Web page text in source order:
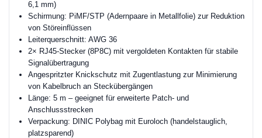
6,1 mm)
Schirmung: PiMF/STP (Adernpaare in Metallfolie) zur Reduktion
von Störeinflüssen
Leiterquerschnitt: AWG 36
2× RJ45-Stecker (8P8C) mit vergoldeten Kontakten für stabile
Signalübertragung
Angespritzter Knickschutz mit Zugentlastung zur Minimierung
von Kabelbruch an Steckübergängen
Länge: 5 m – geeignet für erweiterte Patch- und
Anschlussstrecken
Verpackung: DINIC Polybag mit Euroloch (handelstauglich,
platzsparend)